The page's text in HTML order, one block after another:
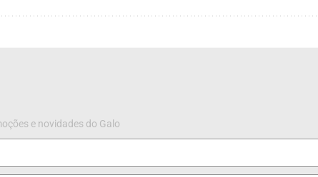
e novidades do Galo